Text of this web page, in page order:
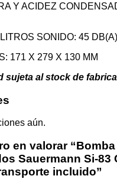
Y ACIDEZ
SONIDO: 45 DB(A)
171 X 279 X 130 MM
sujeta al stock de
aún.
en valorar “Bomba
Sauermann Si-83
incluido”